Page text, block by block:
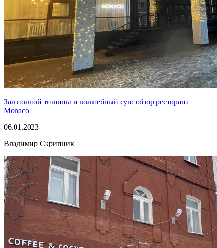
Зал полной тишины и волшебный суп: обзор ресторана
Monaco
06.01.2023
Владимир Скрипник